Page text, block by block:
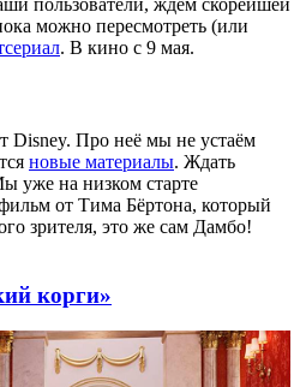
можно пересмотреть (или
. В кино с 9 мая.
Disney. Про неё мы не устаём
новые материалы. Ждать
уже на низком старте
от Тима Бёртона, который
зрителя, это же сам Дамбо!
корги»